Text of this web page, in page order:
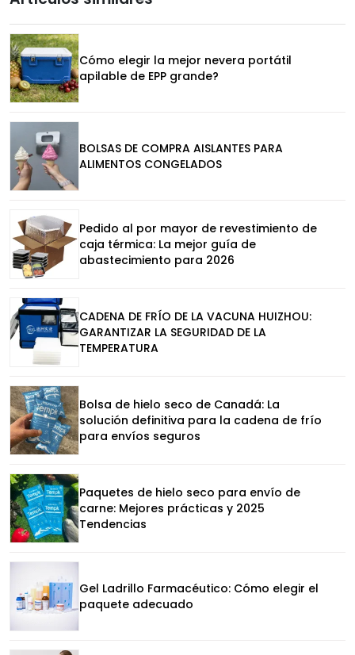
Cómo elegir la mejor nevera portátil
apilable de EPP grande?
BOLSAS DE COMPRA AISLANTES PARA
ALIMENTOS CONGELADOS
Pedido al por mayor de revestimiento de
caja térmica: La mejor guía de
abastecimiento para 2026
CADENA DE FRÍO DE LA VACUNA HUIZHOU:
GARANTIZAR LA SEGURIDAD DE LA
TEMPERATURA
Bolsa de hielo seco de Canadá: La
solución definitiva para la cadena de frío
para envíos seguros
Paquetes de hielo seco para envío de
carne: Mejores prácticas y 2025
Tendencias
Gel Ladrillo Farmacéutico: Cómo elegir el
paquete adecuado